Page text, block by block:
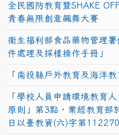
全民國防教育暨SHAKE
青春無限創意飆舞大賽
衛生福利部食品藥物管理
件處理及採樣操作手冊」
「南投縣戶外教育及海洋教
「學校人員申請環境教育
原則」第3點，業經教育部
日以臺教資(六)字第